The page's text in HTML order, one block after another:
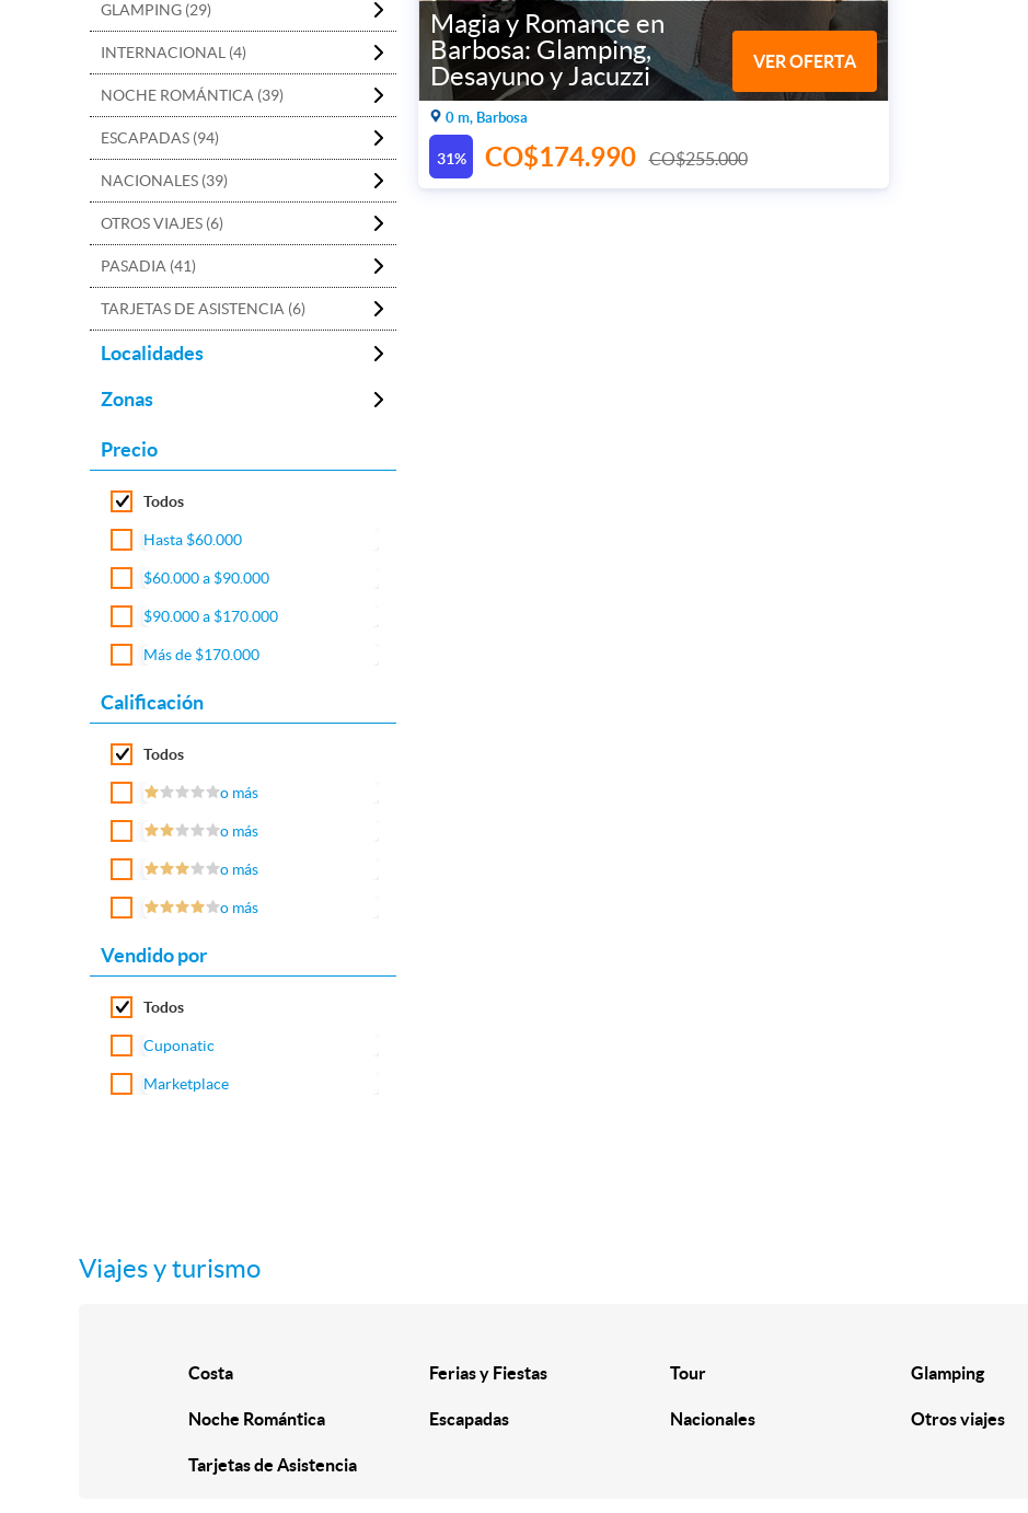
GLAMPING (29)
INTERNACIONAL (4)
NOCHE ROMÁNTICA (39)
ESCAPADAS (94)
NACIONALES (39)
OTROS VIAJES (6)
PASADIA (41)
TARJETAS DE ASISTENCIA (6)
Localidades
Zonas
Precio
Todos
Hasta $60.000
$60.000 a $90.000
$90.000 a $170.000
Más de $170.000
Calificación
Todos
o más
o más
o más
o más
Vendido por
Todos
Cuponatic
Marketplace
Magia y Romance en
Barbosa: Glamping,
Desayuno y Jacuzzi
VER OFERTA
0 m, Barbosa
31% CO$174.990 CO$255.000
Viajes y turismo
Costa Ferias y Fiestas Tour Glamping
Noche Romántica Escapadas Nacionales Otros viajes
Tarjetas de Asistencia